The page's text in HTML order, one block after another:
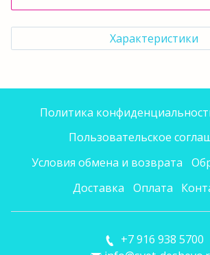
Характеристики
Политика
Пользовательское
Условия обмена и возврата
Доставка
Оплата
+7 916 938 5700